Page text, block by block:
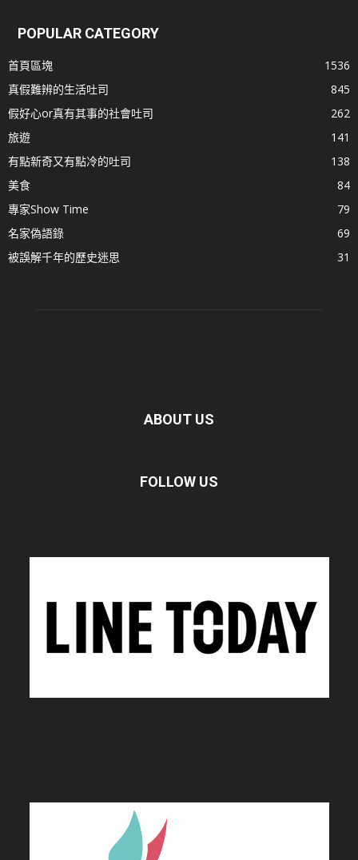
POPULAR CATEGORY
首頁區塊
1536
真假難辨的生活吐司
845
假好心or真有其事的社會吐司
262
旅遊
141
有點新奇又有點冷的吐司
138
美食
84
專家Show Time
79
名家偽語錄
69
被誤解千年的歷史迷思
31
ABOUT US
FOLLOW US